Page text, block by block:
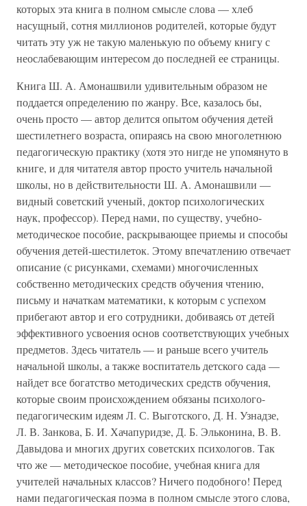
которых эта книга в полном смысле слова — хлеб
насущный, сотня миллионов родителей, которые будут
читать эту уж не такую маленькую по объему книгу с
неослабевающим интересом до последней ее страницы.
Книга Ш. А. Амонашвили удивительным образом не
поддается определению по жанру. Все, казалось бы,
очень просто — автор делится опытом обучения детей
шестилетнего возраста, опираясь на свою многолетнюю
педагогическую практику (хотя это нигде не упомянуто в
книге, и для читателя автор просто учитель начальной
школы, но в действительности Ш. А. Амонашвили —
видный советский ученый, доктор психологических
наук, профессор). Перед нами, по существу, учебно-
методическое пособие, раскрывающее приемы и способы
обучения детей-шестилеток. Этому впечатлению отвечает
описание (с рисунками, схемами) многочисленных
собственно методических средств обучения чтению,
письму и начаткам математики, к которым с успехом
прибегают автор и его сотрудники, добиваясь от детей
эффективного усвоения основ соответствующих учебных
предметов. Здесь читатель — и раньше всего учитель
начальной школы, а также воспитатель детского сада —
найдет все богатство методических средств обучения,
которые своим происхождением обязаны психолого-
педагогическим идеям Л. С. Выготского, Д. Н. Узнадзе,
Л. В. Занкова, Б. И. Хачапуридзе, Д. Б. Эльконина, В. В.
Давыдова и многих других советских психологов. Так
что же — методическое пособие, учебная книга для
учителей начальных классов? Ничего подобного! Перед
нами педагогическая поэма в полном смысле этого слова,